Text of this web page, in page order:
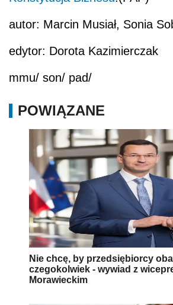
autor: Marcin Musiał, Sonia
edytor: Dorota Kazimierczak
mmu/ son/ pad/
POWIĄZANE
Nie chcę, by przedsiębiorcy
czegokolwiek - wywiad z
Morawieckim